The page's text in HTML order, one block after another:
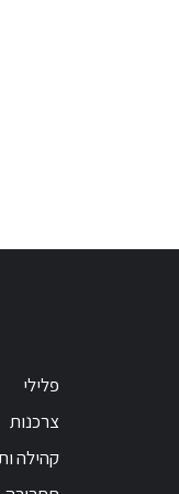
פלילי
צרכנות
קהילה